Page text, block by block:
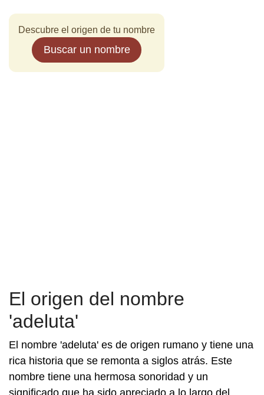
Descubre el origen de tu nombre
Buscar un nombre
El origen del nombre
'adeluta'
El nombre 'adeluta' es de origen rumano y tiene una
rica historia que se remonta a siglos atrás. Este
nombre tiene una hermosa sonoridad y un
significado que ha sido apreciado a lo largo del